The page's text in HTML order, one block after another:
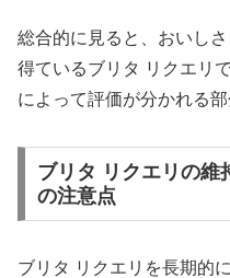
総合的に見ると、おいし
得ているブリタ リクエリ
によって評価が分かれる部
ブリタ リクエリの維
の注意点
ブリタ リクエリを長期的